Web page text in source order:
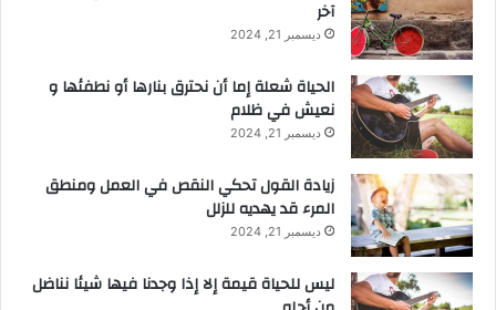
آخر
ديسمبر 21, 2024
الحياة شعلة إما أن نحترق بنارها أو نطفئها و
نعيش في ظلام
ديسمبر 21, 2024
زيادة القول تحكي النقص في العمل ومنطق
المرء قد يهديه للزلل
ديسمبر 21, 2024
ليس للحياة قيمة إلا إذا وجدنا فيها شيئا نناضل